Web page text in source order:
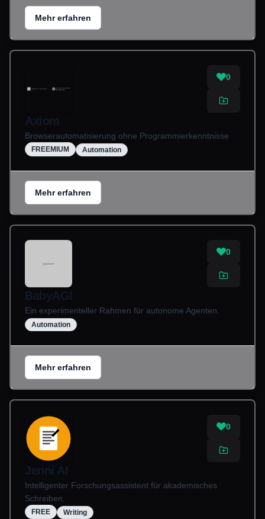
Mehr erfahren
0
Axiom
Browserautomatisierung ohne Programmierkenntnisse
FREEMIUM Automation
Mehr erfahren
0
BabyAGI
Ein experimenteller Rahmen für autonome Agenten.
Automation
Mehr erfahren
0
Jenni AI
Intelligenter Forschungsassistent für akademisches
Schreiben.
FREE Writing